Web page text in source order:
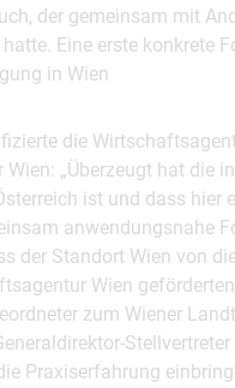
der gemeinsam mit
Eine erste konkrete
in Wien
die
„Überzeugt hat die
ist und dass
anwendungsnahe
der Standort Wien von
Wien
zum Wiener
Praxiserfahrung